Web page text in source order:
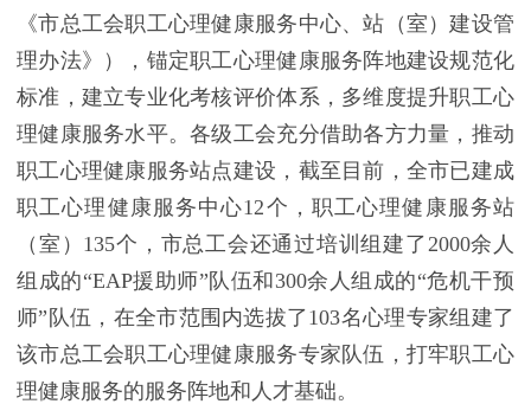
《市总工会职工心理健康服务中心、站（室）建设管
理办法》），锚定职工心理健康服务阵地建设规范化
标准，建立专业化考核评价体系，多维度提升职工心
理健康服务水平。各级工会充分借助各方力量，推动
职工心理健康服务站点建设，截至目前，全市已建成
职工心理健康服务中心12个，职工心理健康服务站
（室）135个，市总工会还通过培训组建了2000余人
组成的“EAP援助师”队伍和300余人组成的“危机干预
师”队伍，在全市范围内选拔了103名心理专家组建了
该市总工会职工心理健康服务专家队伍，打牢职工心
理健康服务的服务阵地和人才基础。